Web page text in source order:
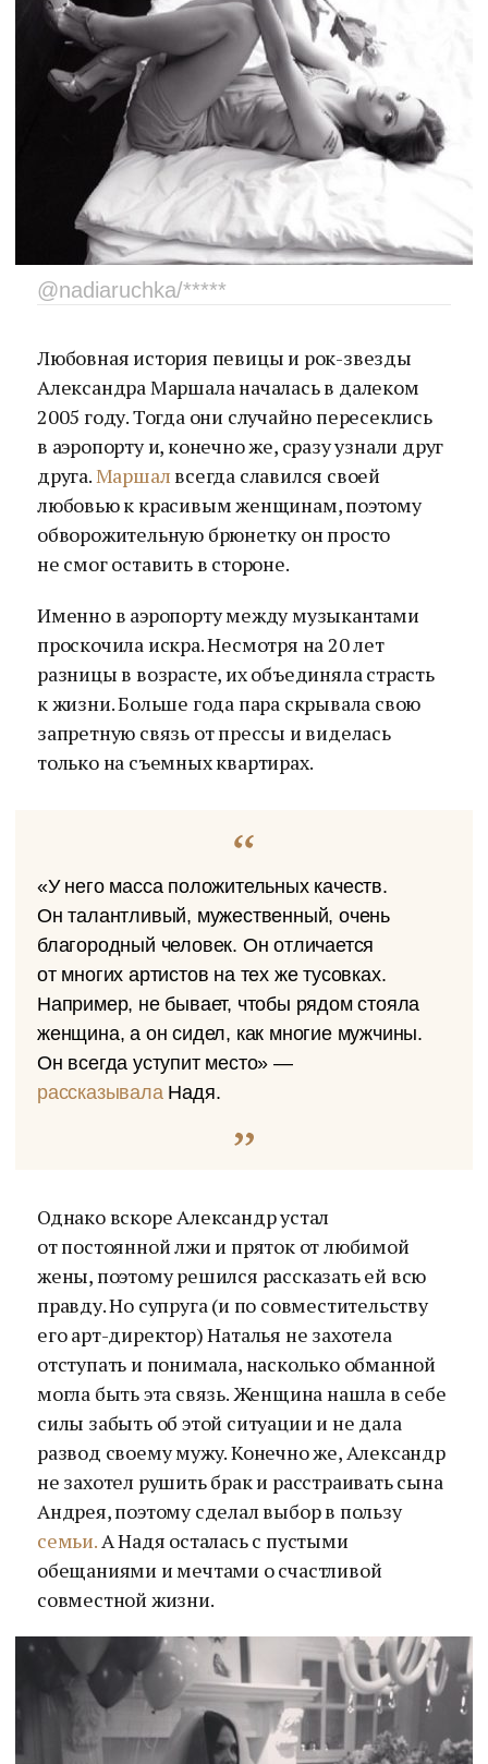
@nadiaruchka/*****
Любовная история певицы и рок-звезды
Александра Маршала началась в далеком
2005 году. Тогда они случайно пересеклись
в аэропорту и, конечно же, сразу узнали друг
друга.Маршал всегда славился своей
любовью к красивым женщинам, поэтому
обворожительную брюнетку он просто
не смог оставить в стороне.
Именно в аэропорту между музыкантами
проскочила искра. Несмотря на 20 лет
разницы в возрасте, их объединяла страсть
к жизни. Больше года пара скрывала свою
запретную связь от прессы и виделась
только на съемных квартирах.
«У него масса положительных качеств.
Он талантливый, мужественный, очень
благородный человек. Он отличается
от многих артистов на тех же тусовках.
Например, не бывает, чтобы рядом стояла
женщина, а он сидел, как многие мужчины.
Он всегда уступит место» —
рассказывалаНадя.
Однако вскоре Александр устал
от постоянной лжи и пряток от любимой
жены, поэтому решился рассказать ей всю
правду. Но супруга (и по совместительству
его арт-директор) Наталья не захотела
отступать и понимала, насколько обманной
могла быть эта связь. Женщина нашла в себе
силы забыть об этой ситуации и не дала
развод своему мужу. Конечно же, Александр
не захотел рушить брак и расстраивать сына
Андрея, поэтому сделал выбор в пользу
семьи.А Надя осталась с пустыми
обещаниями и мечтами о счастливой
совместной жизни.